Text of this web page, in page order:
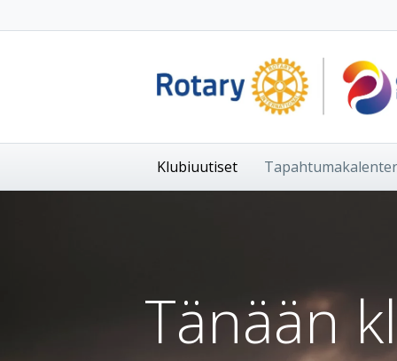
Klubiuutiset
Tänään